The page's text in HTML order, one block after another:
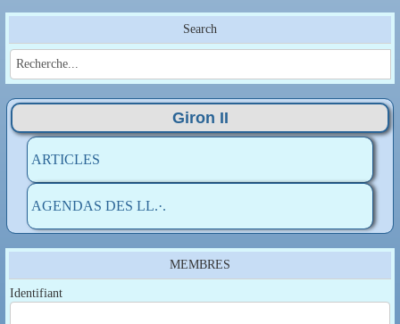
Search
Giron II
ARTICLES
AGENDAS DES LL.·.
MEMBRES
Identifiant